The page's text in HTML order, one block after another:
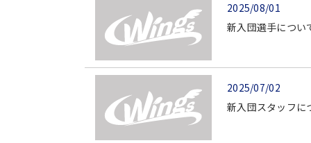
2025/08/01
新入団選手につい
2025/07/02
新入団スタッフに